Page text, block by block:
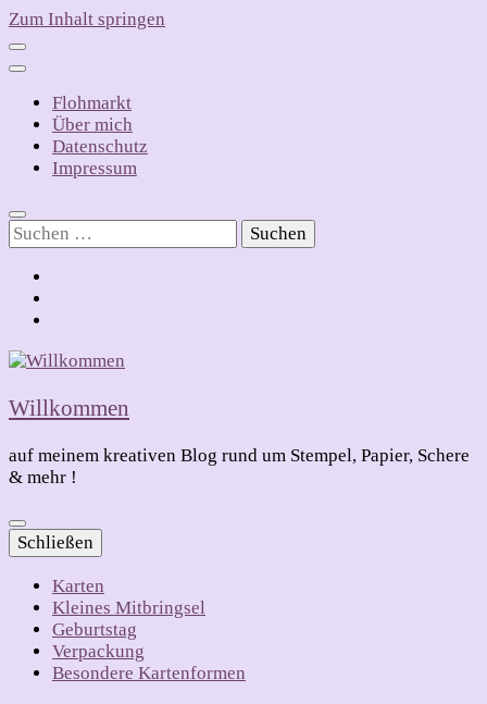
Zum Inhalt springen
Flohmarkt
Über mich
Datenschutz
Impressum
Suchen
nach:
Willkommen
auf meinem kreativen Blog rund um Stempel, Papier, Schere
& mehr !
Schließen
Karten
Kleines Mitbringsel
Geburtstag
Verpackung
Besondere Kartenformen